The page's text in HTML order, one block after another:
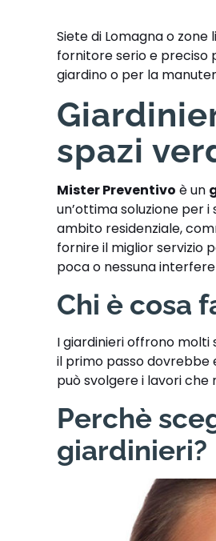
Siete di Lomagna o
fornitore serio e preciso
giardino o per la
spazi
Mister Preventivo è un
un’ottima soluzione per
ambito residenziale,
fornire il ​​miglior servizio
poca o nessuna
Chi è cosa
I giardinieri offrono molti
il primo passo dovrebbe
può svolgere i lavori
Perchè
giardinieri?